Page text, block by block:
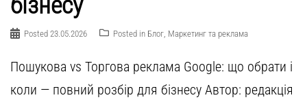
Posted 23.05.2026 Posted in Блог, Маркетинг та реклама
Пошукова vs Торгова реклама Google: що обрати і
коли — повний розбір для бізнесу Автор: редакція